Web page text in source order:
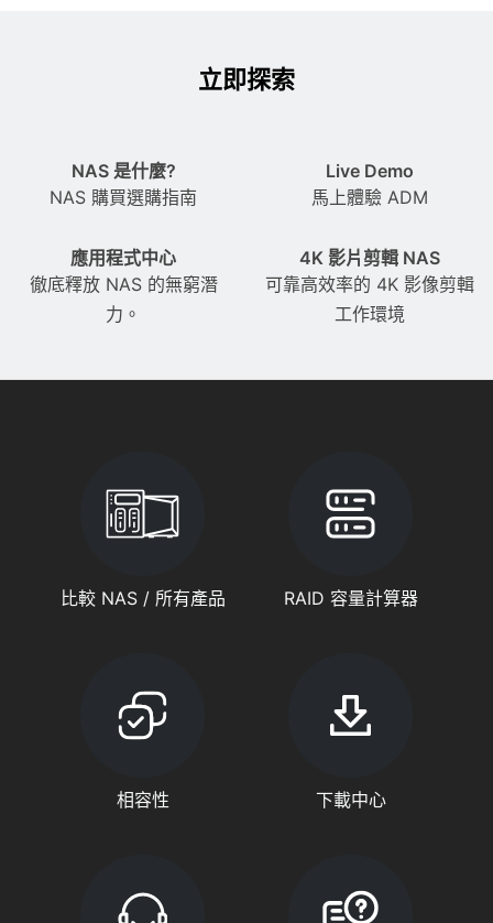
立即探索
NAS 是什麼?
NAS 購買選購指南
Live Demo
馬上體驗 ADM
應用程式中心
徹底釋放 NAS 的無窮潛
力。
4K 影片剪輯 NAS
可靠高效率的 4K 影像剪輯
工作環境
比較 NAS / 所有產品 RAID 容量計算器
相容性 下載中心